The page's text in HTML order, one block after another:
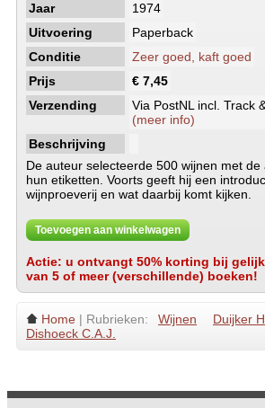
Jaar
1974
Uitvoering
Paperback
Conditie
Zeer goed, kaft goed
Prijs
€ 7,45
Verzending
Via PostNL incl. Track
(meer info)
Beschrijving
De auteur selecteerde 500 wijnen met de
hun etiketten. Voorts geeft hij een
wijnproeverij en wat daarbij komt kijken.
Toevoegen aan winkelwagen
Actie: u ontvangt 50% korting bij
van 5 of meer (verschillende) boeken!
Home | Rubrieken: Wijnen Duijker
Dishoeck C.A.J.